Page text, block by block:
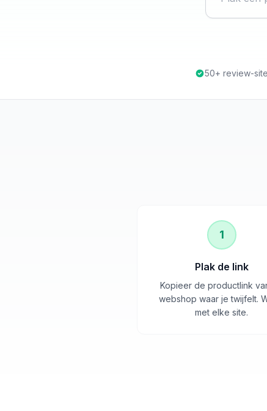
50+ review-
1
Plak de link
Kopieer de productlink
webshop waar je twijfelt.
met elke site.